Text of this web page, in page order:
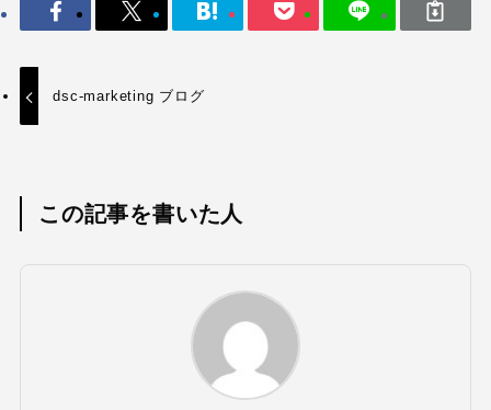
dsc-marketing ブログ
この記事を書いた人